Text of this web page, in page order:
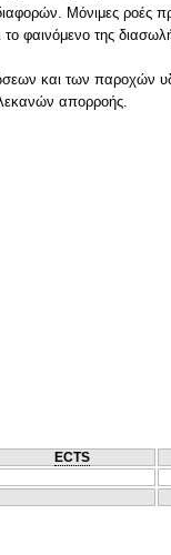
Μόνιμες ροές
φαινόμενο της
και των παροχών
απορροής.
ECTS